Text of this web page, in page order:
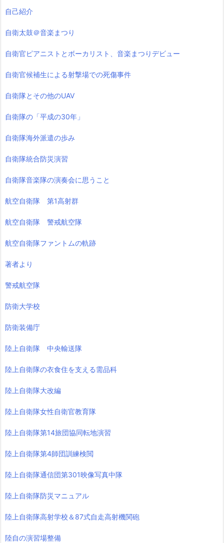
自己紹介
自衛太鼓＠音楽まつり
自衛官ピアニストとボーカリスト、音楽まつりデビュー
自衛官候補生による射撃場での死傷事件
自衛隊とその他のUAV
自衛隊の「平成の30年」
自衛隊海外派遣の歩み
自衛隊統合防災演習
自衛隊音楽隊の演奏会に思うこと
航空自衛隊 第1高射群
航空自衛隊 警戒航空隊
航空自衛隊ファントムの軌跡
著者より
警戒航空隊
防衛大学校
防衛装備庁
陸上自衛隊 中央輸送隊
陸上自衛隊の衣食住を支える需品科
陸上自衛隊大改編
陸上自衛隊女性自衛官教育隊
陸上自衛隊第14旅団協同転地演習
陸上自衛隊第4師団訓練検閲
陸上自衛隊通信団第301映像写真中隊
陸上自衛隊防災マニュアル
陸上自衛隊高射学校＆87式自走高射機関砲
陸自の演習場整備